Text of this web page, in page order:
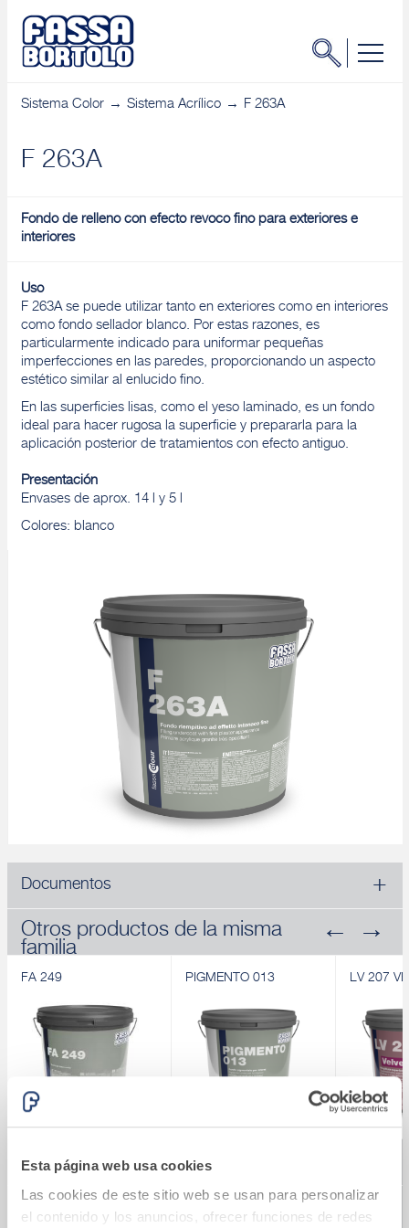
Esta página web usa cookies
Las cookies de este sitio web se usan para personalizar
el contenido y los anuncios, ofrecer funciones de redes
Sistema Color Sistema Acrílico F 263A
F 263A
Fondo de relleno con efecto revoco fino para exteriores e
interiores
Uso
F 263A se puede utilizar tanto en exteriores como en interiores
como fondo sellador blanco. Por estas razones, es
particularmente indicado para uniformar pequeñas
imperfecciones en las paredes, proporcionando un aspecto
estético similar al enlucido fino.
En las superficies lisas, como el yeso laminado, es un fondo
ideal para hacer rugosa la superficie y prepararla para la
aplicación posterior de tratamientos con efecto antiguo.
Presentación
Envases de aprox. 14 l y 5 l
Colores: blanco
Documentos
Otros productos de la misma
familia
FA 249
FA 249
Fijador para sistemas
acrílicos
Descubrir
PIGMENTO 013
PIGMENTO 013
Imprimación
pigmentada para
interiores
LV 207
Descubrir
Revendedores de búsqueda